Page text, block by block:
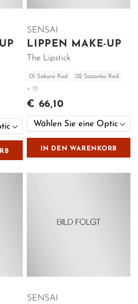
SENSAI
LIPPEN MAKE-UP
The Lipstick
01 Sakura Red 02 Sazanka Red
+ 13
€ 66,10
IN DEN WARENKORB
SENSAI